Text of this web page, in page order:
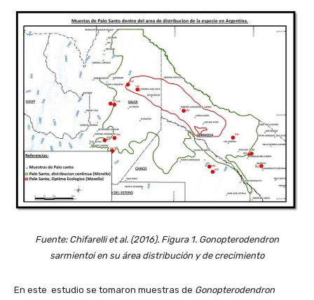
Fuente: Chifarelli et al. (2016). Figura 1. Gonopterodendron
sarmientoi en su área distribución y de crecimiento
En este estudio se tomaron muestras de Gonopterodendron